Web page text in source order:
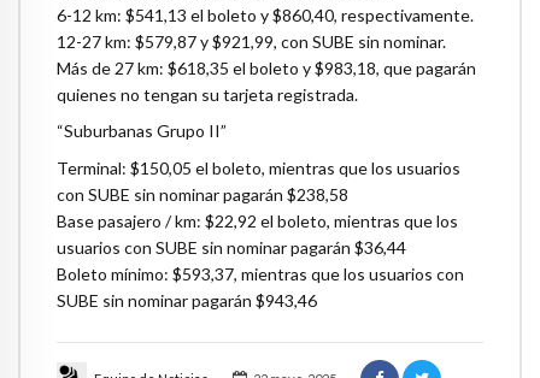
6-12 km: $541,13 el boleto y $860,40, respectivamente.
12-27 km: $579,87 y $921,99, con SUBE sin nominar.
Más de 27 km: $618,35 el boleto y $983,18, que pagarán
quienes no tengan su tarjeta registrada.
“Suburbanas Grupo II”
Terminal: $150,05 el boleto, mientras que los usuarios
con SUBE sin nominar pagarán $238,58
Base pasajero / km: $22,92 el boleto, mientras que los
usuarios con SUBE sin nominar pagarán $36,44
Boleto mínimo: $593,37, mientras que los usuarios con
SUBE sin nominar pagarán $943,46